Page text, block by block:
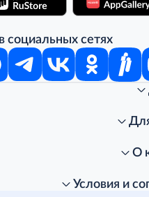
социальных сетях
Стань клиентом METRO
Подарочные карты.
Для магазинов
О
Условия и